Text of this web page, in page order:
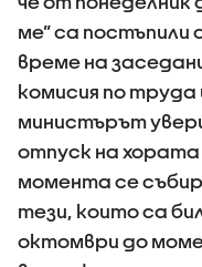
ме” са постъпили
време на
комисия по
министърът
отпуск на
момента се
тези, които са
октомври до